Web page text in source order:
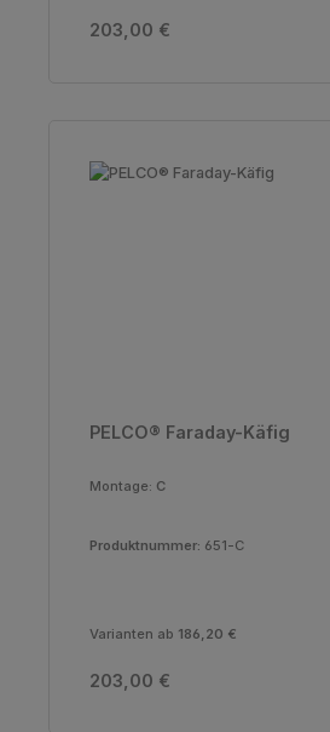
Regulärer Preis:
203,00 €
PELCO® Faraday-Käfig
Montage: C
Produktnummer: 651-C
Varianten ab 186,20 €
Regulärer Preis:
203,00 €